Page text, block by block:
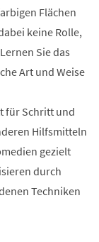
Flächen
keine Rolle,
Sie das
Art und Weise
für Schritt und
Hilfsmitteln
gezielt
durch
Techniken